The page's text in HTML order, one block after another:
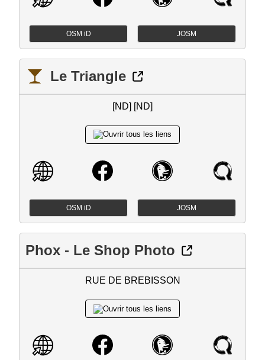
OSM iD JOSM
Le Triangle
[ND] [ND]
OSM iD JOSM
Phox - Le Shop Photo
RUE DE BREBISSON